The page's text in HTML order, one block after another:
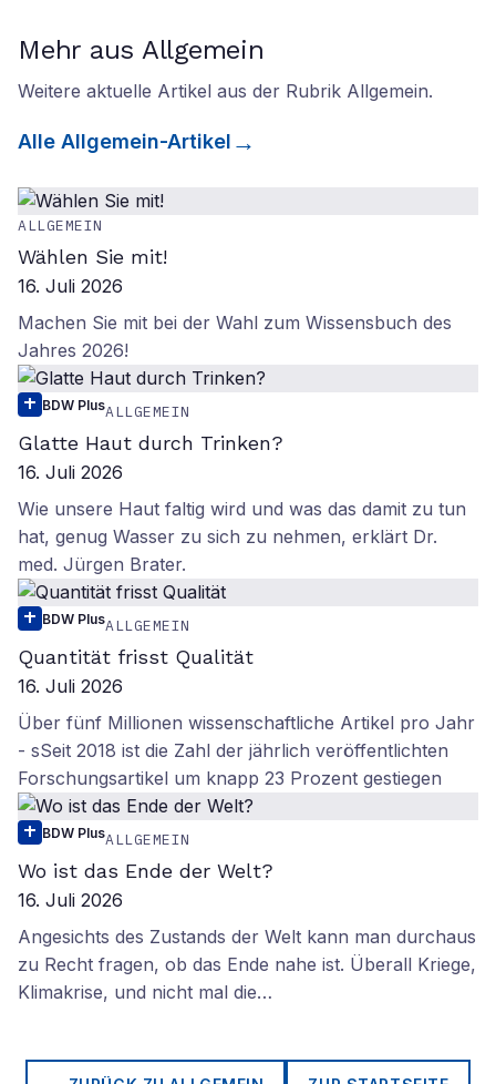
Mehr aus Allgemein
Weitere aktuelle Artikel aus der Rubrik Allgemein.
Alle Allgemein-Artikel
ALLGEMEIN
Wählen Sie mit!
16. Juli 2026
Machen Sie mit bei der Wahl zum Wissensbuch des
Jahres 2026!
BDW PlusALLGEMEIN
Glatte Haut durch Trinken?
16. Juli 2026
Wie unsere Haut faltig wird und was das damit zu tun
hat, genug Wasser zu sich zu nehmen, erklärt Dr.
med. Jürgen Brater.
BDW PlusALLGEMEIN
Quantität frisst Qualität
16. Juli 2026
Über fünf Millionen wissenschaftliche Artikel pro Jahr
- sSeit 2018 ist die Zahl der jährlich veröffentlichten
Forschungsartikel um knapp 23 Prozent gestiegen
BDW PlusALLGEMEIN
Wo ist das Ende der Welt?
16. Juli 2026
Angesichts des Zustands der Welt kann man durchaus
zu Recht fragen, ob das Ende nahe ist. Überall Kriege,
Klimakrise, und nicht mal die…